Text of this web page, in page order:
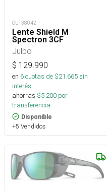
OUT38042
Lente Shield M
Spectron 3CF
Julbo
$ 129.990
en 6cuotas de $21.665sin
interés
ahorras $5.200 por
transferencia.
Disponible
+5 Vendidos